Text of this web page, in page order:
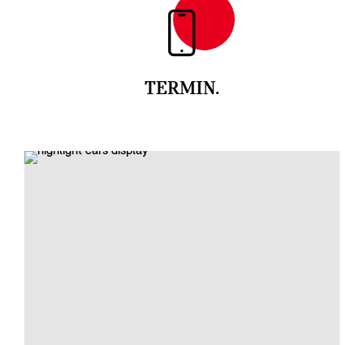
TERMIN.